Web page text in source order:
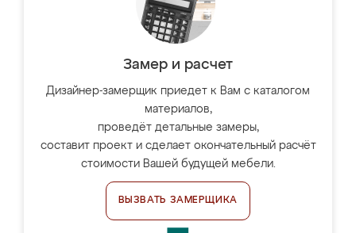
Замер и расчет
Дизайнер-замерщик приедет к Вам с каталогом
материалов,
проведёт детальные замеры,
составит проект и сделает окончательный расчёт
стоимости Вашей будущей мебели.
ВЫЗВАТЬ ЗАМЕРЩИКА